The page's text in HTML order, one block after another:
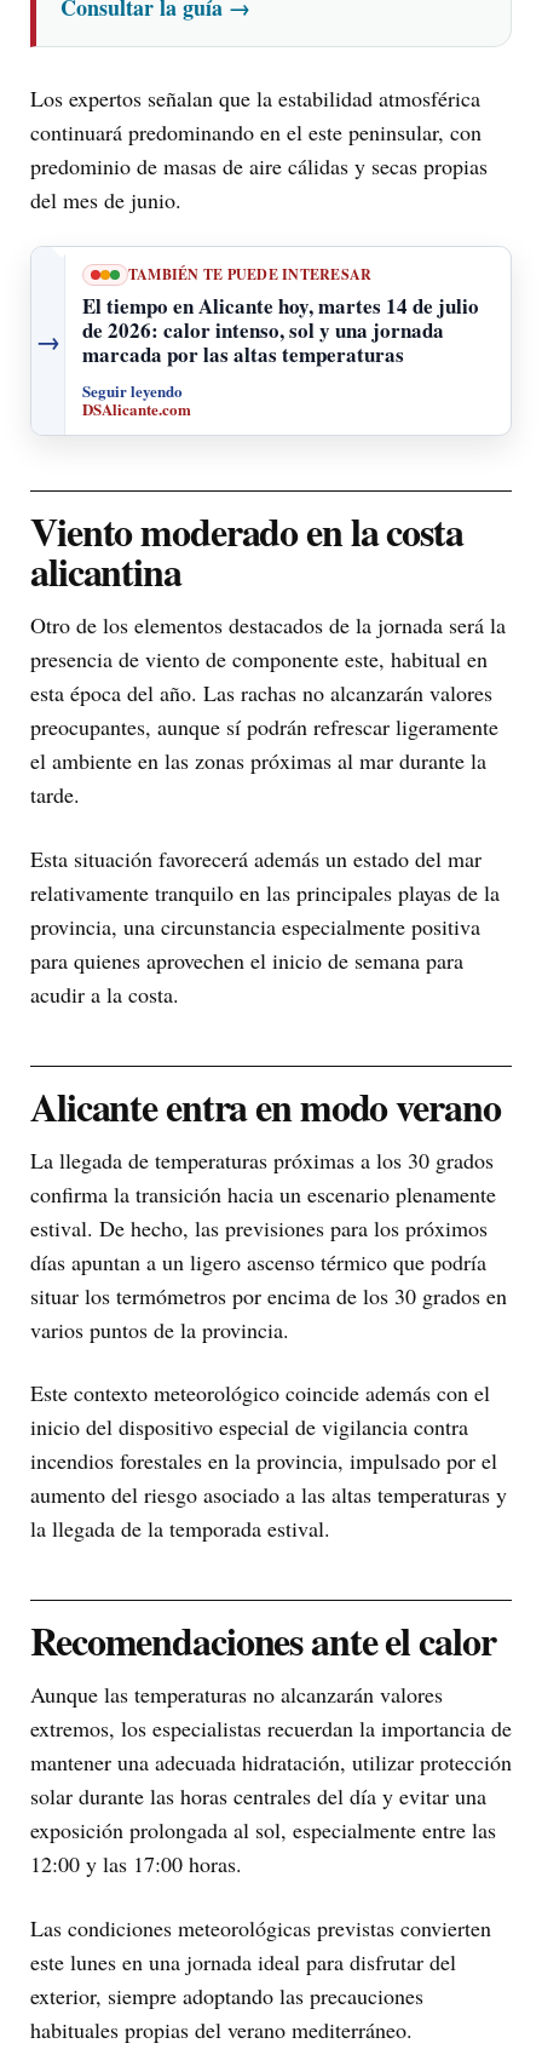
Consultar la guía →
Los expertos señalan que la estabilidad atmosférica
continuará predominando en el este peninsular, con
predominio de masas de aire cálidas y secas propias
del mes de junio.
→
TAMBIÉN TE PUEDE INTERESAR
El tiempo en Alicante hoy, martes 14 de julio
de 2026: calor intenso, sol y una jornada
marcada por las altas temperaturas
Seguir leyendo
DSAlicante.com
Viento moderado en la costa
alicantina
Otro de los elementos destacados de la jornada será la
presencia de viento de componente este, habitual en
esta época del año. Las rachas no alcanzarán valores
preocupantes, aunque sí podrán refrescar ligeramente
el ambiente en las zonas próximas al mar durante la
tarde.
Esta situación favorecerá además un estado del mar
relativamente tranquilo en las principales playas de la
provincia, una circunstancia especialmente positiva
para quienes aprovechen el inicio de semana para
acudir a la costa.
Alicante entra en modo verano
La llegada de temperaturas próximas a los 30 grados
confirma la transición hacia un escenario plenamente
estival. De hecho, las previsiones para los próximos
días apuntan a un ligero ascenso térmico que podría
situar los termómetros por encima de los 30 grados en
varios puntos de la provincia.
Este contexto meteorológico coincide además con el
inicio del dispositivo especial de vigilancia contra
incendios forestales en la provincia, impulsado por el
aumento del riesgo asociado a las altas temperaturas y
la llegada de la temporada estival.
Recomendaciones ante el calor
Aunque las temperaturas no alcanzarán valores
extremos, los especialistas recuerdan la importancia de
mantener una adecuada hidratación, utilizar protección
solar durante las horas centrales del día y evitar una
exposición prolongada al sol, especialmente entre las
12:00 y las 17:00 horas.
Las condiciones meteorológicas previstas convierten
este lunes en una jornada ideal para disfrutar del
exterior, siempre adoptando las precauciones
habituales propias del verano mediterráneo.